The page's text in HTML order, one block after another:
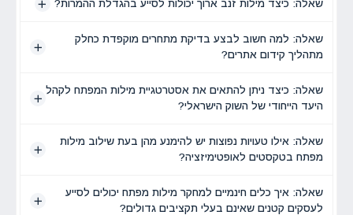
שאלה: כיצד מילות זנב ארוך יכולות לסייע בהגדלת ההמרות?
שאלה: למה חשוב לבצע בדיקת מתחרים מוקפדת כחלק
מתהליך קידום אתרים?
שאלה: כיצד ניתן להתאים את אסטרטגיית מילות המפתח לקהל
היעד הייחודי של השוק הישראלי?
שאלה: אילו טעויות נפוצות יש להימנע מהן בעת שילוב מילות
מפתח בטקסטים לאופטימיזציה?
שאלה: איך כלים חינמיים למחקר מילות מפתח יכולים לסייע
לעסקים קטנים שאינם בעלי תקציבים גדולים?